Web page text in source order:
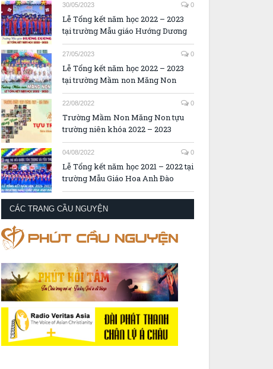
30/05/2023 0
Lễ Tổng kết năm học 2022 – 2023
tại trường Mẫu giáo Hướng Dương
27/05/2023 0
Lễ Tổng kết năm học 2022 – 2023
tại trường Mầm non Măng Non
22/08/2022 0
Trường Mầm Non Măng Non tựu
trường niên khóa 2022 – 2023
04/08/2022 0
Lễ Tổng kết năm học 2021 – 2022 tại
trường Mẫu Giáo Hoa Anh Đào
CÁC TRANG CẦU NGUYỆN